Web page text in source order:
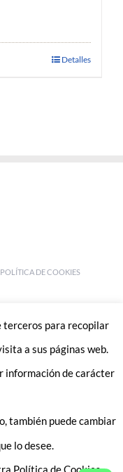
Detalles
POLÍTICA DE COOKIES
Enlaces de interes:
Trabaja con nosotros
terceros para recopilar
a sus páginas web.
información de carácter
también puede cambiar
lo desee.
Política de Cookies.